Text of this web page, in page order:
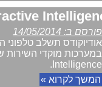
פורסם ב: 14/05/2014
Intelligence.
המשך לקרוא »